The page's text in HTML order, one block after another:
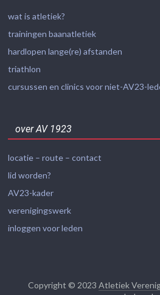
wat is atletiek?
trainingen baanatletiek
hardlopen lange(re) afstanden
triathlon
cursussen en clinics voor niet-AV23-
over AV 1923
locatie – route – contact
lid worden?
AV23-kader
verenigingswerk
inloggen voor leden
Copyright © 2023 Atletiek